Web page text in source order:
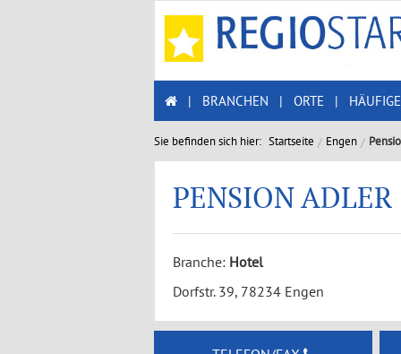
| BRANCHEN | ORTE |
Sie befinden sich hier: Startseite Engen
PENSION ADLER
Branche: Hotel
Dorfstr. 39, 78234 Engen